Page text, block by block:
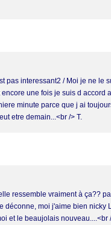
pas interessant2 / Moi je ne le
une fois je suis d accord
minute parce que j ai
etre demain...<br /> T.
ressemble vraiment à ça??
déconne, moi j'aime bien nicky
et le beaujolais nouveau....<br